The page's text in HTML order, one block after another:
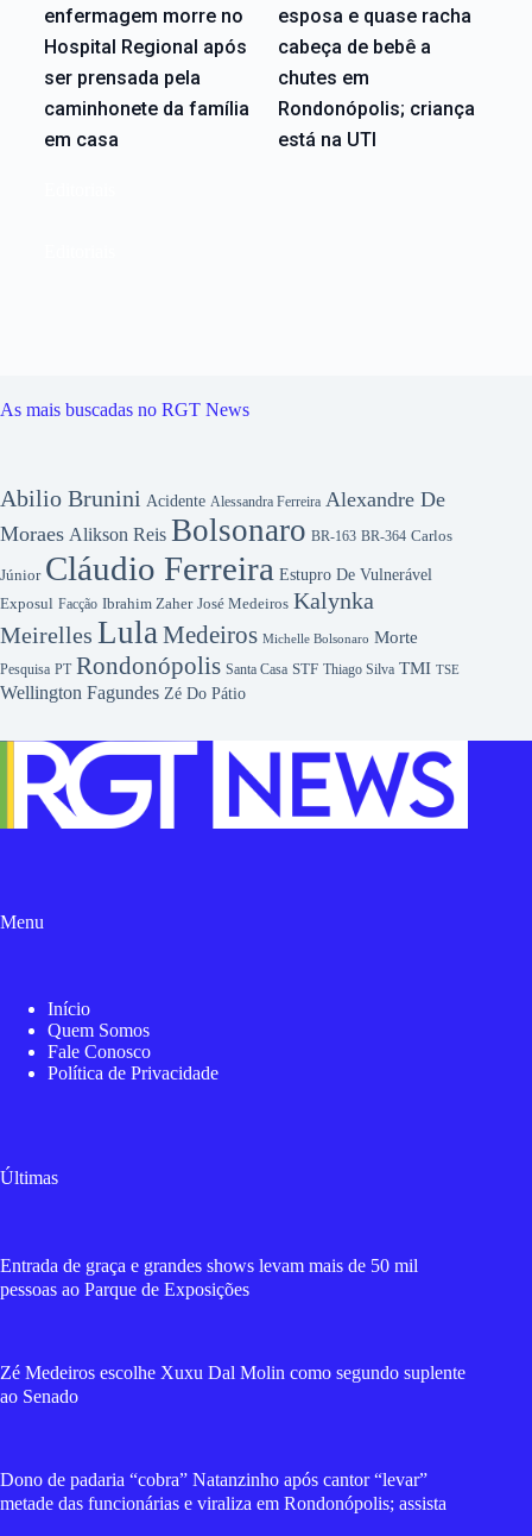
enfermagem morre no
Hospital Regional após
ser prensada pela
caminhonete da família
em casa
esposa e quase racha
cabeça de bebê a
chutes em
Rondonópolis; criança
está na UTI
As mais buscadas no RGT News
Abilio Brunini Acidente Alessandra Ferreira Alexandre De
Moraes Alikson Reis Bolsonaro BR-163 BR-364 Carlos
Júnior Cláudio Ferreira Estupro De Vulnerável
Exposul Facção Ibrahim Zaher José Medeiros Kalynka
Meirelles LulaMedeiros Michelle Bolsonaro Morte
Pesquisa PT Rondonópolis Santa Casa STF Thiago Silva TMI TSE
Wellington Fagundes Zé Do Pátio
Menu
Início
Quem Somos
Fale Conosco
Política de Privacidade
Últimas
Entrada de graça e grandes shows levam mais de 50 mil
pessoas ao Parque de Exposições
Zé Medeiros escolhe Xuxu Dal Molin como segundo suplente
ao Senado
Dono de padaria “cobra” Natanzinho após cantor “levar”
metade das funcionárias e viraliza em Rondonópolis; assista